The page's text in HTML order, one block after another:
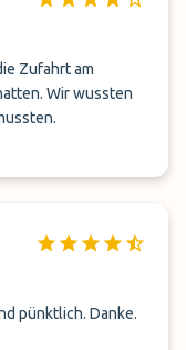
Zufahrt am
Wir wussten
pünktlich. Danke.